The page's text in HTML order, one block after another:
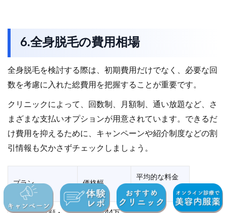
6.全身脱毛の費用相場
全身脱毛を検討する際は、初期費用だけでなく、必要な回
数を考慮に入れた総費用を把握することが重要です。
クリニックによって、回数制、月額制、通い放題など、さ
まざまな支払いオプションが用意されています。できるだ
け費用を抑えるために、キャンペーンや紹介制度などの割
引情報も欠かさずチェックしましょう。
プラン 価格幅
平均的な料金
相場